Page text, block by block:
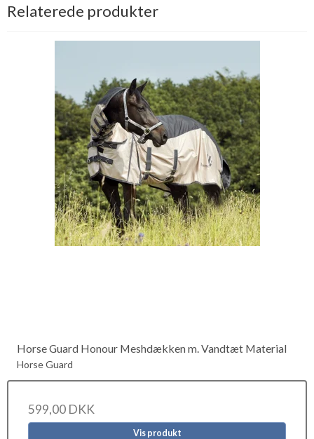
Relaterede produkter
Horse Guard Honour Meshdækken m. Vandtæt Material
Horse Guard
599,00 DKK
Vis produkt